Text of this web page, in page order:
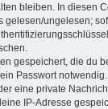
bleiben. In diesen
gelesen/ungelesen;
gespeichert, die du
Passwort
eine private
IP-Adresse